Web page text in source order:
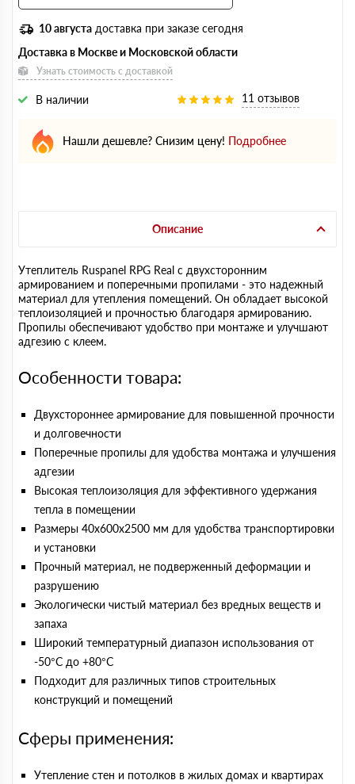
10 августа доставка при заказе сегодня
Доставка в Москве и Московской области
Узнать стоимость с доставкой
В наличии 11 отзывов
Нашли дешевле? Снизим цену! Подробнее
Описание
Утеплитель Ruspanel RPG Real с двухсторонним
армированием и поперечными пропилами - это надежный
материал для утепления помещений. Он обладает высокой
теплоизоляцией и прочностью благодаря армированию.
Пропилы обеспечивают удобство при монтаже и улучшают
адгезию с клеем.
Особенности товара:
Двухстороннее армирование для повышенной прочности
и долговечности
Поперечные пропилы для удобства монтажа и улучшения
адгезии
Высокая теплоизоляция для эффективного удержания
тепла в помещении
Размеры 40х600х2500 мм для удобства транспортировки
и установки
Прочный материал, не подверженный деформации и
разрушению
Экологически чистый материал без вредных веществ и
запаха
Широкий температурный диапазон использования от
-50°C до +80°C
Подходит для различных типов строительных
конструкций и помещений
Сферы применения:
Утепление стен и потолков в жилых домах и квартирах